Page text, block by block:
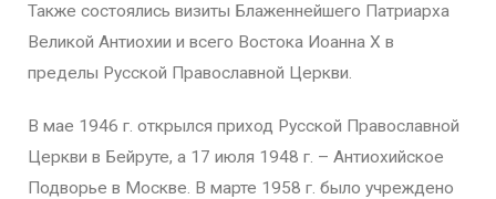
Также состоялись визиты Блаженнейшего Патриарха
Великой Антиохии и всего Востока Иоанна X в
пределы Русской Православной Церкви.
В мае 1946 г. открылся приход Русской Православной
Церкви в Бейруте, а 17 июля 1948 г. – Антиохийское
Подворье в Москве. В марте 1958 г. было учреждено